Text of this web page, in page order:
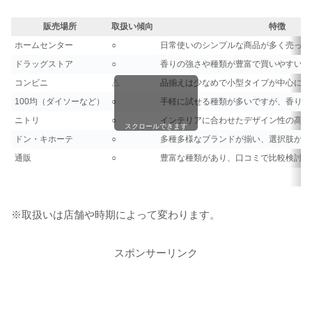
販売場所 取扱い傾向
特徴
ホームセンター
○
日常使いのシンプルな商品が多く売っ
ドラッグストア
○
香りの強さや種類が豊富で買いやすい
コンビニ
△
品揃えは少なめで小型タイプが中心に
100均（ダイソーなど）
○
手軽に試せる種類が多いですが、香り
ニトリ
○
インテリアに合わせたデザイン性の高
ドン・キホーテ
○
多種多様なブランドが揃い、選択肢が
通販
○ 豊富な種類があり、口コミで比較検討
スクロールできます
※取扱いは店舗や時期によって変わります。
スポンサーリンク